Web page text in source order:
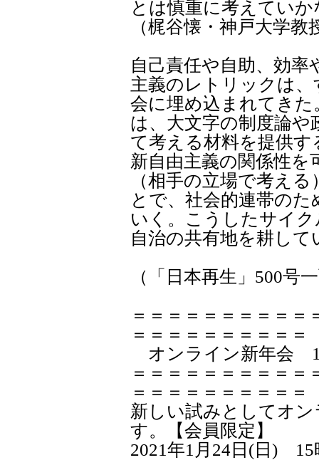
とは慎重に考えてい
（梶谷懐・神戸大学
自己責任や自助、効率
主義のレトリックは
会に埋め込まれてき
は、大文字の制度論や
て考える材料を提供
新自由主義の関係性
（相手の立場で考え
とで、社会的連帯の
いく。こうしたサイ
自治の共有地を耕して
（「日本再生」500号
＝＝＝＝＝＝＝＝＝＝
＝＝＝＝＝＝＝＝＝＝
オンライン新年会
＝＝＝＝＝＝＝＝＝＝
＝＝＝＝＝＝＝＝＝＝
新しい試みとしてオ
す。【会員限定】
2021年1月24日(日)